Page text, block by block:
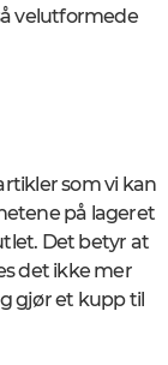
velutformede
som vi kan
på lageret
Det betyr at
det ikke mer
gjør et kupp til